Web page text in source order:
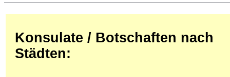
Konsulate / Botschaften nach
Städten: